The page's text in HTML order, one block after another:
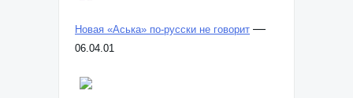
Новая «Аська» по-русски не говорит —
06.04.01